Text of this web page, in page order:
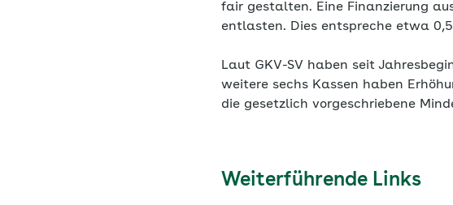
fair gestalten. Eine Finanzierung
entlasten. Dies entspreche etwa
Laut GKV-SV haben seit
weitere sechs Kassen haben
die gesetzlich vorgeschriebene
Weiterführende Links